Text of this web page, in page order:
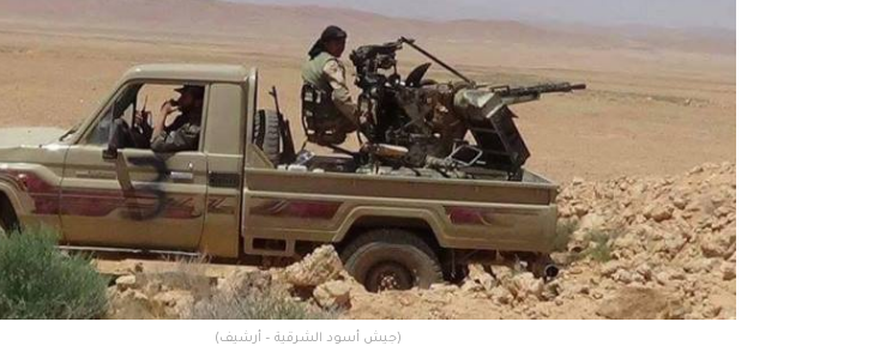
(جيش أسود الشرقية – أرشيف)